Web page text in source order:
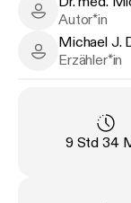
effektiv vor
sondern sie in
besiegen
Dr. med.
Autor*in
Michael J.
Michael J.
Erzähler*in
Länge:
9 Std 34